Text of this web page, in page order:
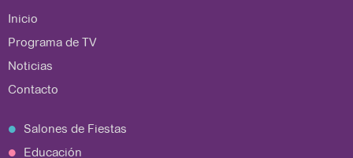
Inicio
Programa de TV
Noticias
Contacto
Salones de Fiestas
Educación